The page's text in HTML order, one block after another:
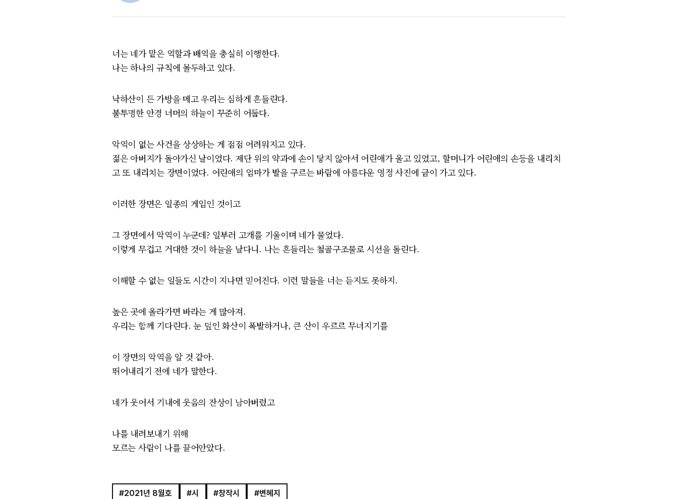
너는 네가 맡은 역할과 배역을 충실히 이행한다.
나는 하나의 규칙에 몰두하고 있다.
낙하산이 든 가방을 메고 우리는 심하게 흔들린다.
불투명한 안경 너머의 하늘이 꾸준히 어둡다.
악역이 없는 사건을 상상하는 게 점점 어려워지고 있다.
젊은 아버지가 돌아가신 날이었다. 제단 위의 약과에 손이 닿지 않아서 어린애가 울고 있었고, 할머니가 어린애의 손등을 내리치
고 또 내리치는 장면이었다. 어린애의 엄마가 발을 구르는 바람에 아름다운 영정 사진에 금이 가고 있다.
이러한 장면은 일종의 게임인 것이고
그 장면에서 악역이 누군데? 일부러 고개를 기울이며 네가 물었다.
이렇게 무겁고 거대한 것이 하늘을 날다니. 나는 흔들리는 철골구조물로 시선을 돌린다.
이해할 수 없는 일들도 시간이 지나면 믿어진다. 이런 말들을 너는 듣지도 못하지.
높은 곳에 올라가면 바라는 게 많아져.
우리는 함께 기다린다. 눈 덮인 화산이 폭발하거나, 큰 산이 우르르 무너지기를
이 장면의 악역을 알 것 같아.
뛰어내리기 전에 네가 말한다.
네가 웃어서 기내에 웃음의 잔상이 남아버렸고
나를 내려보내기 위해
모르는 사람이 나를 끌어안았다.
#2021년 8월호 #시 #창작시 #변혜지